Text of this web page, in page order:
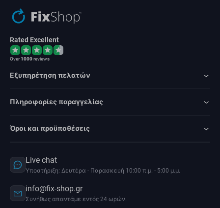
Rated Excellent
Over1000reviews
Εξυπηρέτηση πελατών
Πληροφορίες παραγγελίας
Όροι και προϋποθέσεις
Live chat
Υποστήριξη: Δευτέρα - Παρασκευή 10:00 π.μ. - 5:00 μ.μ.
info@fix-shop.gr
Συνήθως απαντάμε εντός 24 ωρών.